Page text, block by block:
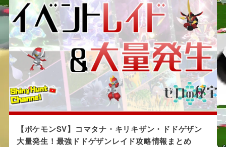
【ポケモンSV】コマタナ・キリキザン・ドドゲザン
大量発生！最強ドドゲザンレイド攻略情報まとめ